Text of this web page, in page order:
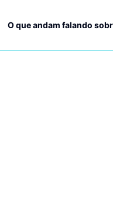
O que andam falando